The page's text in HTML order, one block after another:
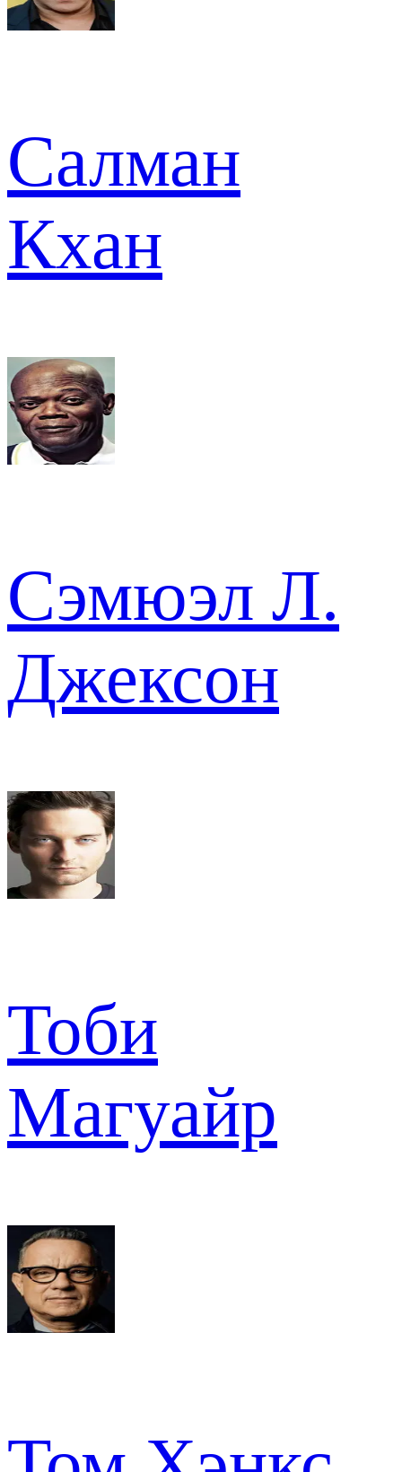
Салман
Кхан
Сэмюэл Л.
Джексон
Тоби
Магуайр